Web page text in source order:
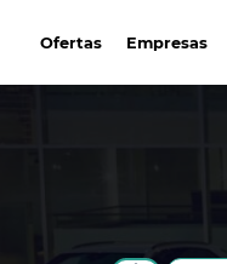
Ofertas Empresas